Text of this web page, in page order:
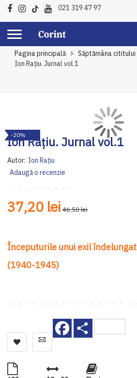
021 319 47 97
Pagina principală
Săptămâna cititului
Ion Rațiu. Jurnal vol.1
Ion Rațiu. Jurnal vol.1
Autor: Ion Rațiu
Adaugă o recenzie
37,20 lei 46,50 lei
Începuturile unui exil îndelungat
(1940-1945)
Facebook
to
the
end
of
the
images
-20%